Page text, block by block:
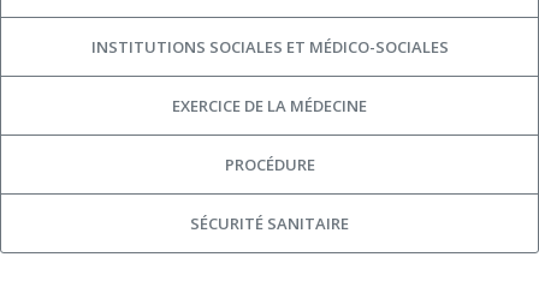
INSTITUTIONS SOCIALES ET MÉDICO-SOCIALES
EXERCICE DE LA MÉDECINE
PROCÉDURE
SÉCURITÉ SANITAIRE